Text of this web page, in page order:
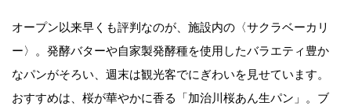
オープン以来早くも評判なのが、施設内の〈サクラベーカリ
ー〉。発酵バターや自家製発酵種を使用したバラエティ豊か
なパンがそろい、週末は観光客でにぎわいを見せています。
おすすめは、桜が華やかに香る「加治川桜あん生パン」。ブ